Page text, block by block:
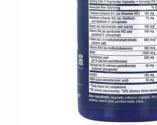
القلب
دعم
مرضى
السكري
دعم
الكلى
والمسالك